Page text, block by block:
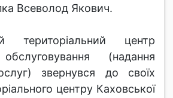
Всеволод Якович.
територіальний центр
(надання
звернувся до своїх
центру Каховської